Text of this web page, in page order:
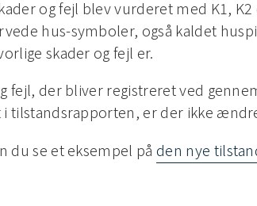
og fejl blev vurderet med K1, K2
hus-symboler, også kaldet
skader og fejl er.
fejl, der bliver registreret ved
tilstandsrapporten, er der ikke
du se et eksempel på den nye